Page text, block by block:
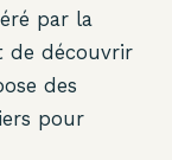
par la
de découvrir
des
pour